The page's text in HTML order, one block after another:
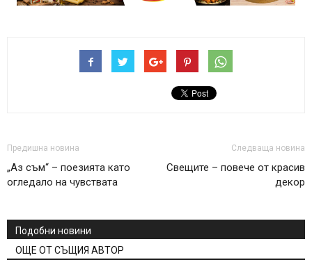
Предишна новина
„Аз съм“ – поезията като
огледало на чувствата
Следваща новина
Свещите – повече от красив
декор
Подобни новини
ОЩЕ ОТ СЪЩИЯ АВТОР